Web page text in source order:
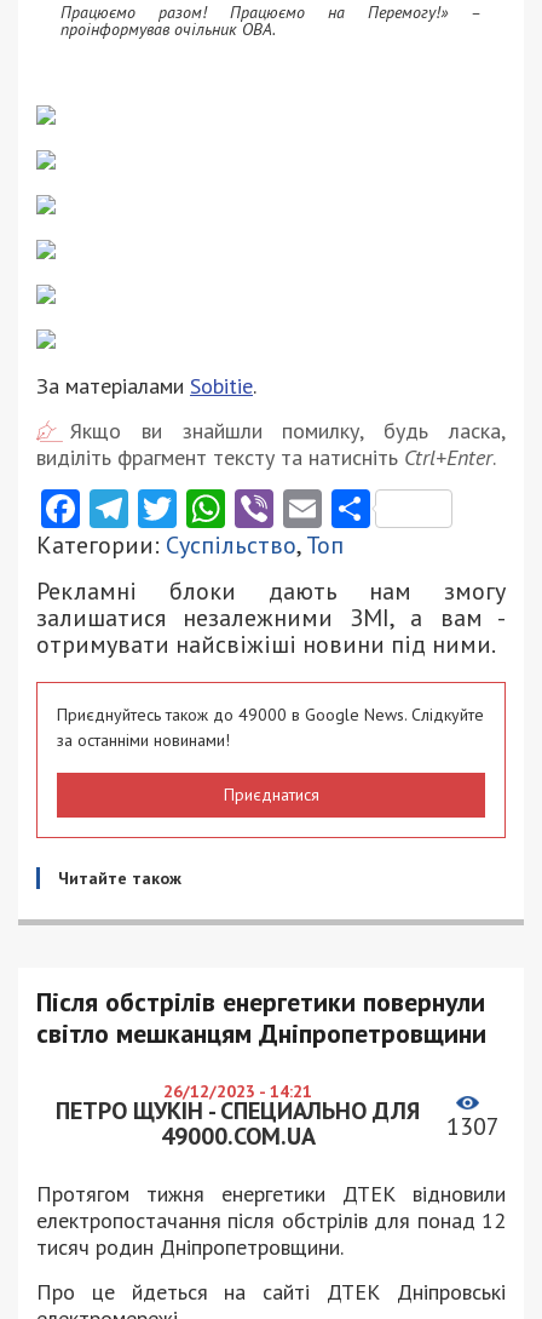
Працюємо разом! Працюємо на Перемогу!» –
проінформував очільник ОВА.
За матеріалами Sobitie.
Якщо ви знайшли помилку, будь ласка,
виділіть фрагмент тексту та натисніть Ctrl+Enter.
Facebook
Telegram
Twitter
WhatsApp
ViberEmail
Категории: Суспільство,Топ
Рекламні блоки дають нам змогу
залишатися незалежними ЗМІ, а вам -
отримувати найсвіжіші новини під ними.
Приєднуйтесь також до 49000 в Google News. Слідкуйте
за останніми новинами!
Приєднатися
Читайте також
Після обстрілів енергетики повернули
світло мешканцям Дніпропетровщини
26/12/2023 - 14:21
ПЕТРО ЩУКІН - СПЕЦИАЛЬНО ДЛЯ
49000.COM.UA
1307
Протягом тижня енергетики ДТЕК відновили
електропостачання після обстрілів для понад 12
тисяч родин Дніпропетровщини.
Про це йдеться на сайті ДТЕК Дніпровські